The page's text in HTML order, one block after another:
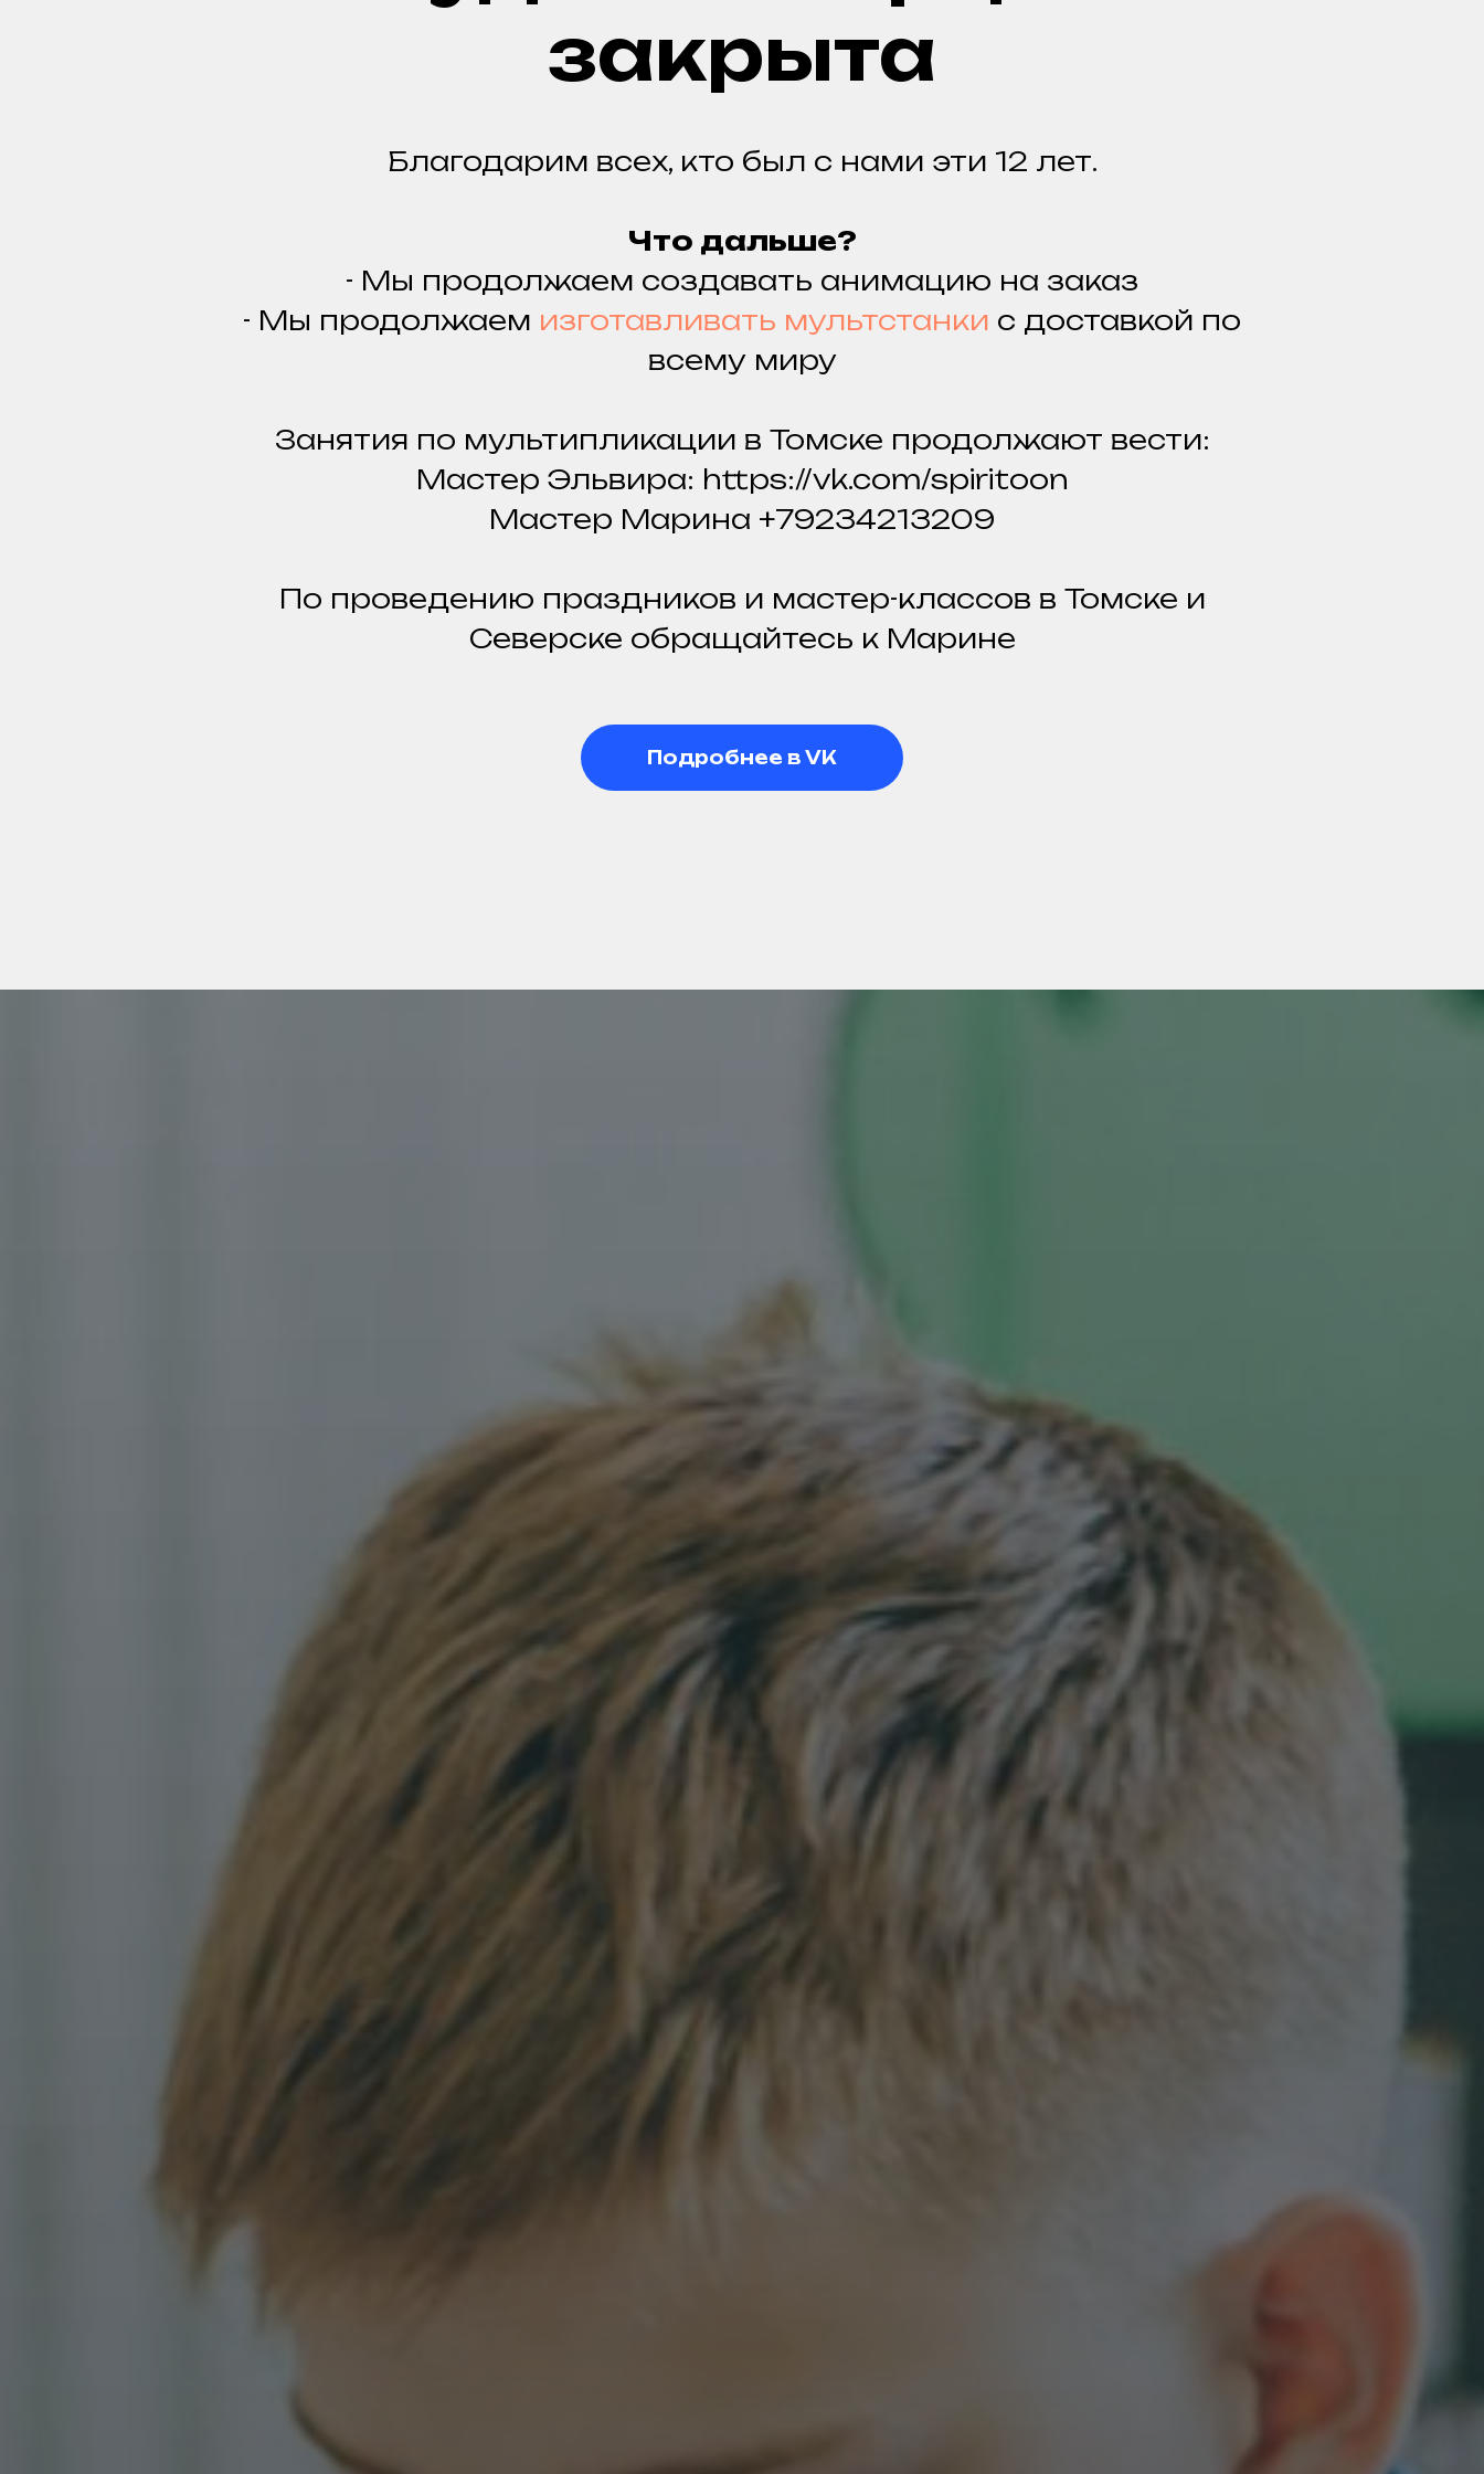
закрыта
Благодарим всех, кто был с нами эти 12 лет.
Что дальше?
- Мы продолжаем создавать анимацию на заказ
- Мы продолжаем изготавливать мультстанки с доставкой по
всему миру
Занятия по мультипликации в Томске продолжают вести:
Мастер Эльвира: https://vk.com/spiritoon
Мастер Марина +79234213209
По проведению праздников и мастер-классов в Томске и
Северске обращайтесь к Марине
Подробнее в VK